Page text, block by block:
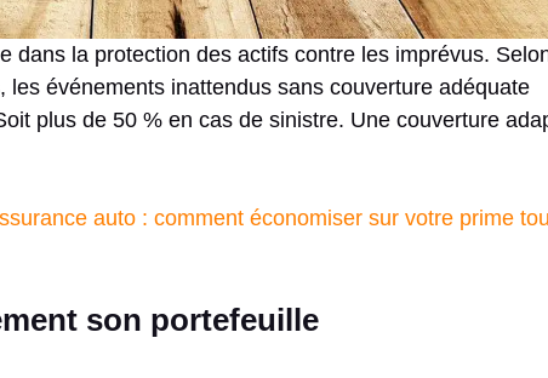
dans la protection des actifs contre les imprévus.
les événements inattendus sans couverture adéquate
plus de 50 % en cas de sinistre. Une couverture
auto : comment économiser sur votre prime
son portefeuille